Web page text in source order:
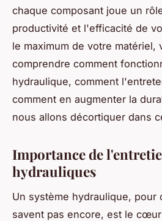
chaque composant joue un
productivité et l'efficacité de
le maximum de votre matériel,
comprendre comment
hydraulique, comment
comment en augmenter la
nous allons décortiquer dans
Importance de
hydrauliques
Un système hydraulique, pour
savent pas encore, est le